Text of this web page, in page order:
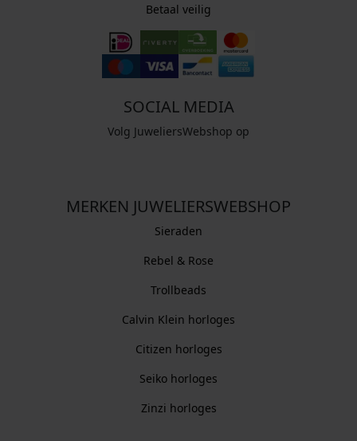
Betaal veilig
SOCIAL MEDIA
Volg JuweliersWebshop op
MERKEN JUWELIERSWEBSHOP
Sieraden
Rebel & Rose
Trollbeads
Calvin Klein horloges
Citizen horloges
Seiko horloges
Zinzi horloges